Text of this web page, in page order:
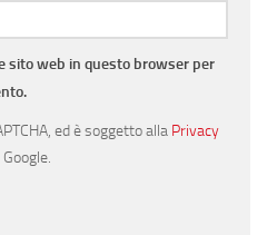
sito web in questo browser per
ed è soggetto alla Privacy